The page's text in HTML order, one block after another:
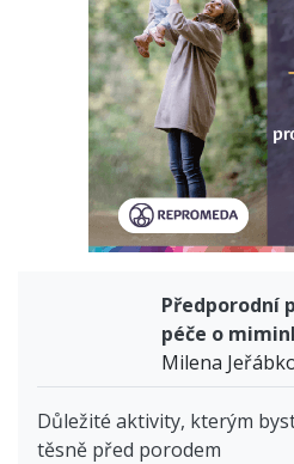
Předporodní
péče o
Milena
Důležité aktivity, kterým
těsně před porodem